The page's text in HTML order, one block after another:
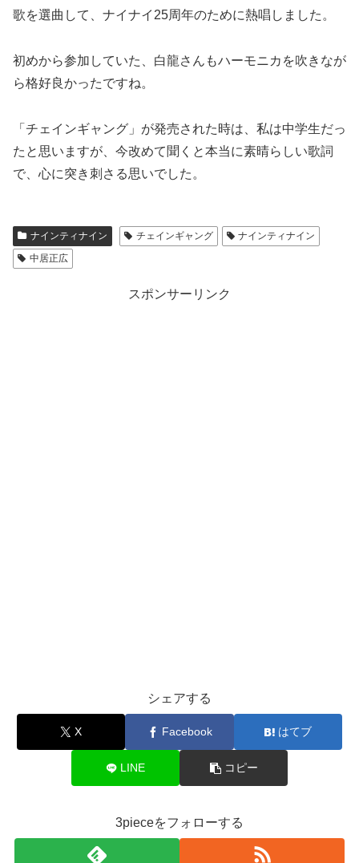
歌を選曲して、ナイナイ25周年のために熱唱しました。
初めから参加していた、白龍さんもハーモニカを吹きなが
ら格好良かったですね。
「チェインギャング」が発売された時は、私は中学生だっ
たと思いますが、今改めて聞くと本当に素晴らしい歌詞
で、心に突き刺さる思いでした。
ナインティナイン チェインギャング
ナインティナイン
中居正広
スポンサーリンク
シェアする
X Facebook はてブ
LINE コピー
3pieceをフォローする